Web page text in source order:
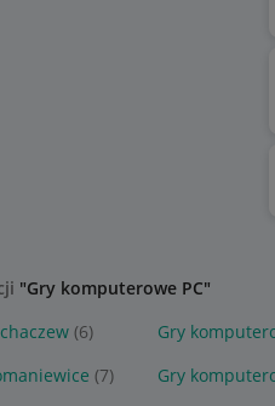
"Gry komputerowe PC"
(6) Gry
(7) Gry